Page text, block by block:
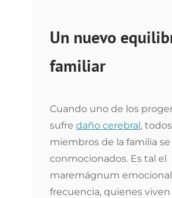
Un nuevo
familiar
Cuando uno de los
sufre daño cerebral,
miembros de la familia
conmocionados. Es tal el
maremágnum
frecuencia, quienes viven